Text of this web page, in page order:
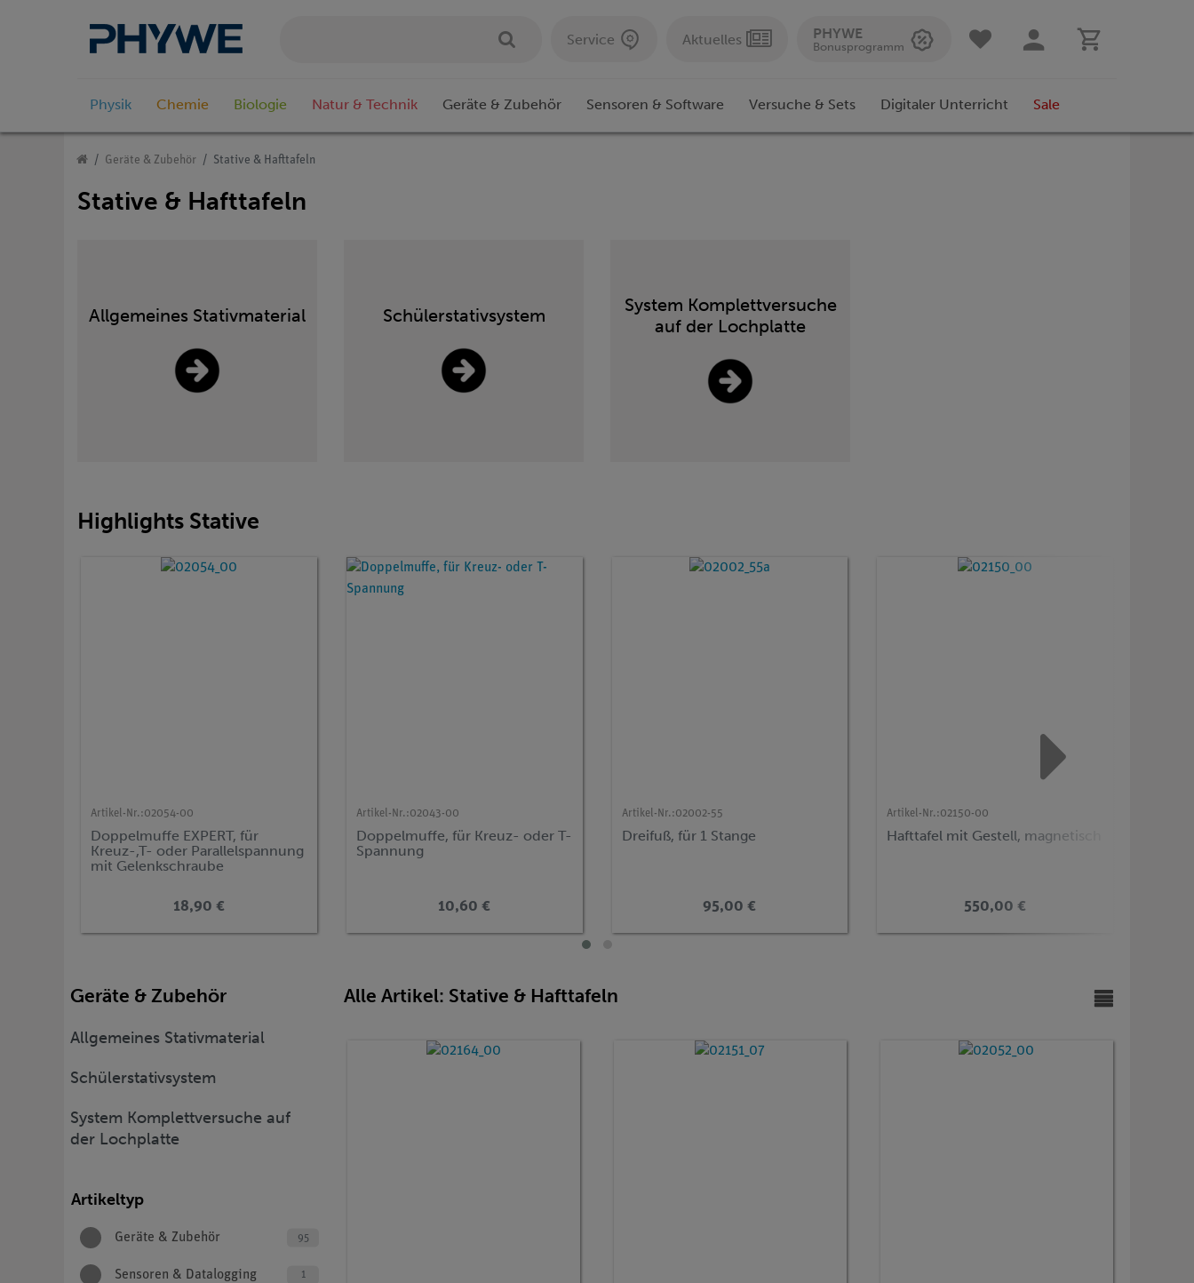
Service Aktuelles PHYWE
Bonusprogramm
Physik Chemie Biologie Natur & Technik Geräte & Zubehör Sensoren & Software Versuche & Sets Digitaler Unterricht Sale
Geräte & Zubehör Stative & Hafttafeln
Stative & Hafttafeln
Allgemeines Stativmaterial Schülerstativsystem
System Komplettversuche
auf der Lochplatte
Highlights Stative
Artikel-Nr.:02054-00
Doppelmuffe EXPERT, für
Kreuz-,T- oder Parallelspannung
mit Gelenkschraube
18,90 €
Artikel-Nr.:02043-00
Doppelmuffe, für Kreuz- oder T-
Spannung
10,60 €
Artikel-Nr.:02002-55
Dreifuß, für 1 Stange
95,00 €
Artikel-Nr.:02150-00
Hafttafel mit Gestell, magnetisch
550,00 €
Geräte & Zubehör
Allgemeines Stativmaterial
Schülerstativsystem
System Komplettversuche auf
der Lochplatte
Artikeltyp
Geräte & Zubehör 95
Sensoren & Datalogging 1
Alle Artikel: Stative & Hafttafeln